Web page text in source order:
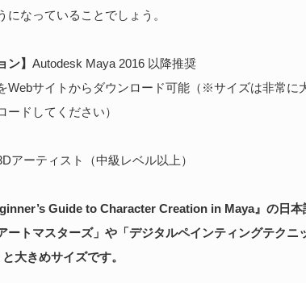
になっていることでしょう。
ン】 Autodesk Maya 2016 以降推奨
Webサイトからダウンロード可能（※サイズは非常に
ードしてください）
アーティスト（中級レベル以上）
Guide to Character Creation in Maya』の日本
トマスターズ」や「デジタルペインティングテクニ
大きめサイズです。